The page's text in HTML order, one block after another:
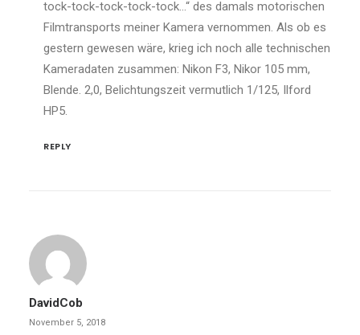
tock-tock-tock-tock-tock…“ des damals motorischen
Filmtransports meiner Kamera vernommen. Als ob es
gestern gewesen wäre, krieg ich noch alle technischen
Kameradaten zusammen: Nikon F3, Nikor 105 mm,
Blende. 2,0, Belichtungszeit vermutlich 1/125, Ilford
HP5.
REPLY
DavidCob
November 5, 2018